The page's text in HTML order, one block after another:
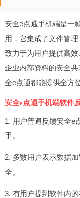
安全e点通手机端是一
用，它集成了文件管理
致力于为用户提供高
企业内部资料的安全
全e点通都能提供全方
安全e点通手机端软件
1. 用户普遍反馈安全e
手。
2. 多数用户表示数据
全。
3. 有用户提到软件内